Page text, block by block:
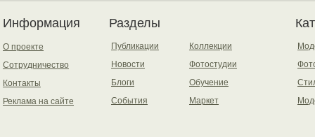
Информация
О проекте
Сотрудничество
Контакты
Реклама на сайте
Разделы
Публикации
Новости
Блоги
События
Коллекции
Фотостудии
Обучение
Маркет